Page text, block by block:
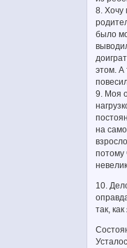
8. Хочу
было
этом. А
9. Моя
на
потому
10.
так,